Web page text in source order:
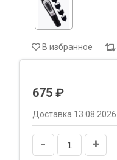
В избранное
675 ₽
Доставка 13.08.2026
- +